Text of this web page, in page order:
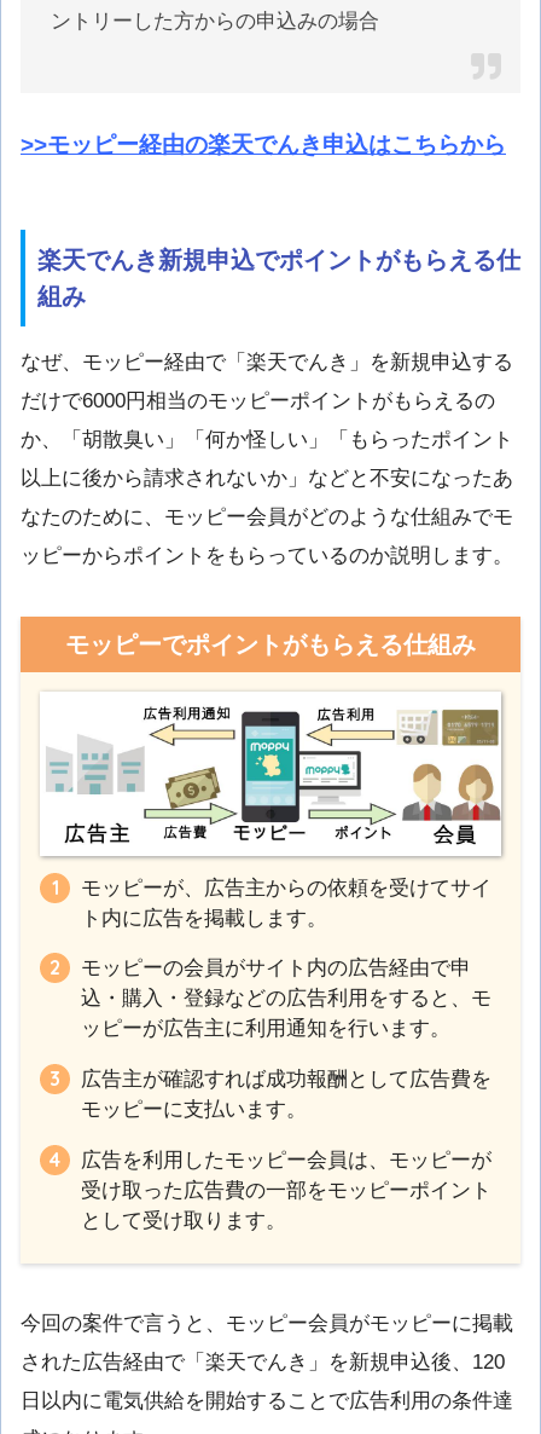
ントリーした方からの申込みの場合
>>モッピー経由の楽天でんき申込はこちらから
楽天でんき新規申込でポイントがもらえる仕
組み
なぜ、モッピー経由で「楽天でんき」を新規申込する
だけで6000円相当のモッピーポイントがもらえるの
か、「胡散臭い」「何か怪しい」「もらったポイント
以上に後から請求されないか」などと不安になったあ
なたのために、モッピー会員がどのような仕組みでモ
ッピーからポイントをもらっているのか説明します。
モッピーでポイントがもらえる仕組み
モッピーが、広告主からの依頼を受けてサイ
ト内に広告を掲載します。
モッピーの会員がサイト内の広告経由で申
込・購入・登録などの広告利用をすると、モ
ッピーが広告主に利用通知を行います。
広告主が確認すれば成功報酬として広告費を
モッピーに支払います。
広告を利用したモッピー会員は、モッピーが
受け取った広告費の一部をモッピーポイント
として受け取ります。
今回の案件で言うと、モッピー会員がモッピーに掲載
された広告経由で「楽天でんき」を新規申込後、120
日以内に電気供給を開始することで広告利用の条件達